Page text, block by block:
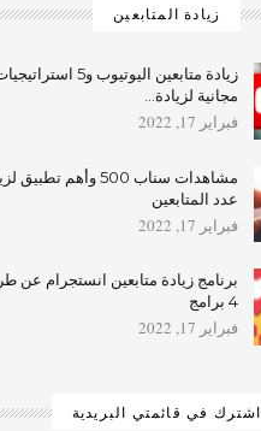
زيادة المتابعين
زيادة متابعين اليوتيوب و5
مجانية لزيادة…
فبراير 17, 2022
مشاهدات سناب 500 وأهم تطبيق
عدد المتابعين
فبراير 17, 2022
برنامج زيادة متابعين انستجرام عن
4 برامج
فبراير 17, 2022
اشترك في قائمتي البريدية